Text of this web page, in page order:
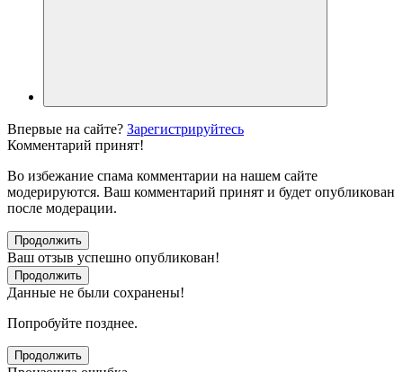
Впервые на сайте? Зарегистрируйтесь
Комментарий принят!
Во избежание спама комментарии на нашем сайте
модерируются. Ваш комментарий принят и будет опубликован
после модерации.
Продолжить
Ваш отзыв успешно опубликован!
Продолжить
Данные не были сохранены!
Попробуйте позднее.
Продолжить